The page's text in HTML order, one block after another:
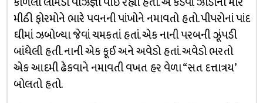
મીઠી ફોરમોને ભારે પવનની પાંખોને નમાવતો હતો. પીપરોનાં પાંદ
ઘીમાં ઝબોળ્યા જેવાં ચમકતાં હતાં. એક નાની પરબની ઝૂંપડી
બાંધેલી હતી. નાની એક કૂઈ અને અવેડો હતાં. અવેડો ભરતો
એક આદમી ઢેકવાને નમાવતી વખત હર વેળા “સત દત્તાત્રય’
બોલતો હતો.